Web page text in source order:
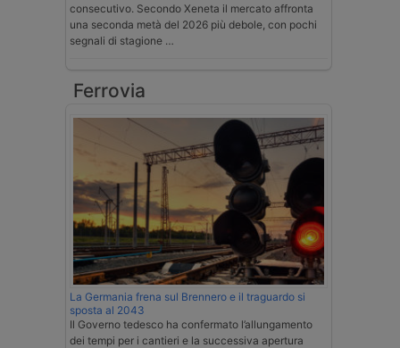
consecutivo. Secondo Xeneta il mercato affronta
una seconda metà del 2026 più debole, con pochi
segnali di stagione …
Ferrovia
La Germania frena sul Brennero e il traguardo si
sposta al 2043
Il Governo tedesco ha confermato l’allungamento
dei tempi per i cantieri e la successiva apertura